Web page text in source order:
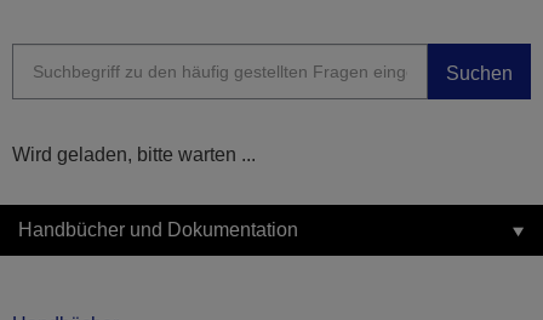
Suchen
Wird geladen, bitte warten ...
Handbücher und Dokumentation